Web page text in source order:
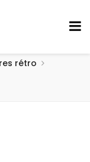
rétro